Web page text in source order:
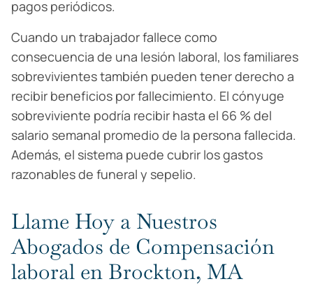
pagos periódicos.
Cuando un trabajador fallece como
consecuencia de una lesión laboral, los familiares
sobrevivientes también pueden tener derecho a
recibir beneficios por fallecimiento. El cónyuge
sobreviviente podría recibir hasta el 66 % del
salario semanal promedio de la persona fallecida.
Además, el sistema puede cubrir los gastos
razonables de funeral y sepelio.
Llame Hoy a Nuestros
Abogados de Compensación
laboral en Brockton, MA